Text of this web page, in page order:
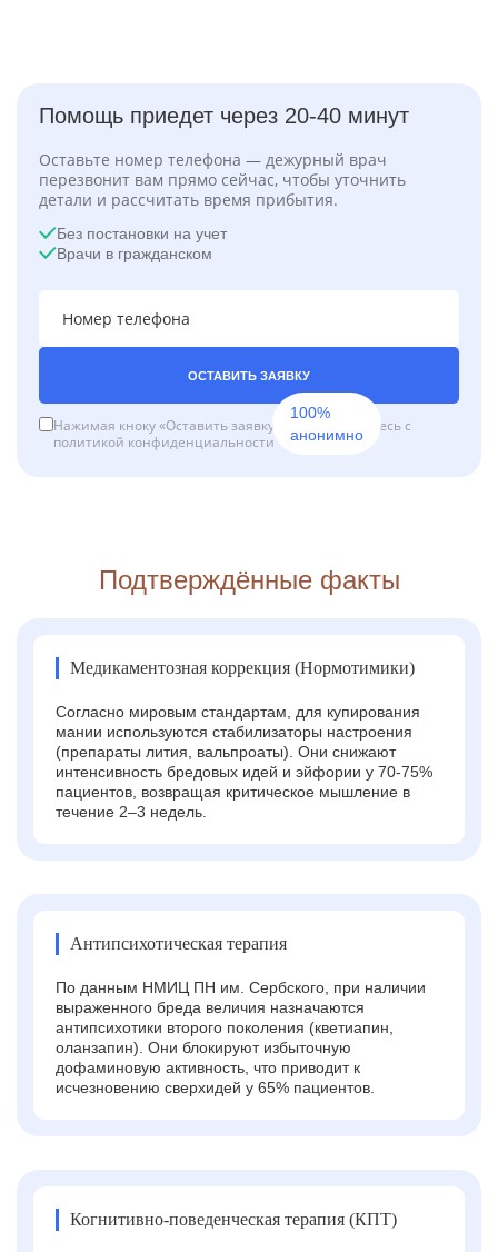
Помощь приедет через 20-40 минут
Оставьте номер телефона — дежурный врач
перезвонит вам прямо сейчас, чтобы уточнить
детали и рассчитать время прибытия.
Без постановки на учет
Врачи в гражданском
ОСТАВИТЬ ЗАЯВКУ
Нажимая кноку «Оставить заявку», вы соглашаетесь с
политикой конфиденциальности
100%
анонимно
Подтверждённые факты
Медикаментозная коррекция (Нормотимики)
Согласно мировым стандартам, для купирования
мании используются стабилизаторы настроения
(препараты лития, вальпроаты). Они снижают
интенсивность бредовых идей и эйфории у 70-75%
пациентов, возвращая критическое мышление в
течение 2–3 недель.
Антипсихотическая терапия
По данным НМИЦ ПН им. Сербского, при наличии
выраженного бреда величия назначаются
антипсихотики второго поколения (кветиапин,
оланзапин). Они блокируют избыточную
дофаминовую активность, что приводит к
исчезновению сверхидей у 65% пациентов.
Когнитивно-поведенческая терапия (КПТ)